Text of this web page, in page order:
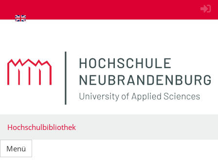
zum Inhalt springen
Hochschulbibliothek
Menü